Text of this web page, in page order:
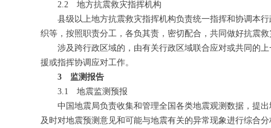
2.2 地方抗震救灾指挥机构
县级以上地方抗震救灾指挥机构负责统一指挥和协调本
织等，按照职责分工，各负其责，密切配合，共同做好抗震
涉及跨行政区域的，由有关行政区域联合应对或共同的
援或指挥协调应对工作。
3 监测报告
3.1 地震监测预报
中国地震局负责收集和管理全国各类地震观测数据，提
及时对地震预测意见和可能与地震有关的异常现象进行综合